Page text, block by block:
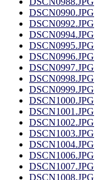
DSCN0990.JPG
DSCN0992.JPG
DSCN0994.JPG
DSCN0995.JPG
DSCN0996.JPG
DSCN0997.JPG
DSCN0998.JPG
DSCN0999.JPG
DSCN1000.JPG
DSCN1001.JPG
DSCN1002.JPG
DSCN1003.JPG
DSCN1004.JPG
DSCN1006.JPG
DSCN1007.JPG
DSCN1008.JPG